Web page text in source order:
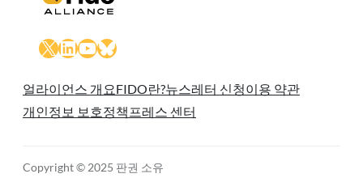
X LinkedIn
YouTube
Bluesky
얼라이언스 개요FIDO란?뉴스레터 신청이용 약관
개인정보 보호정책 프레스 센터
Copyright © 2025 판권 소유